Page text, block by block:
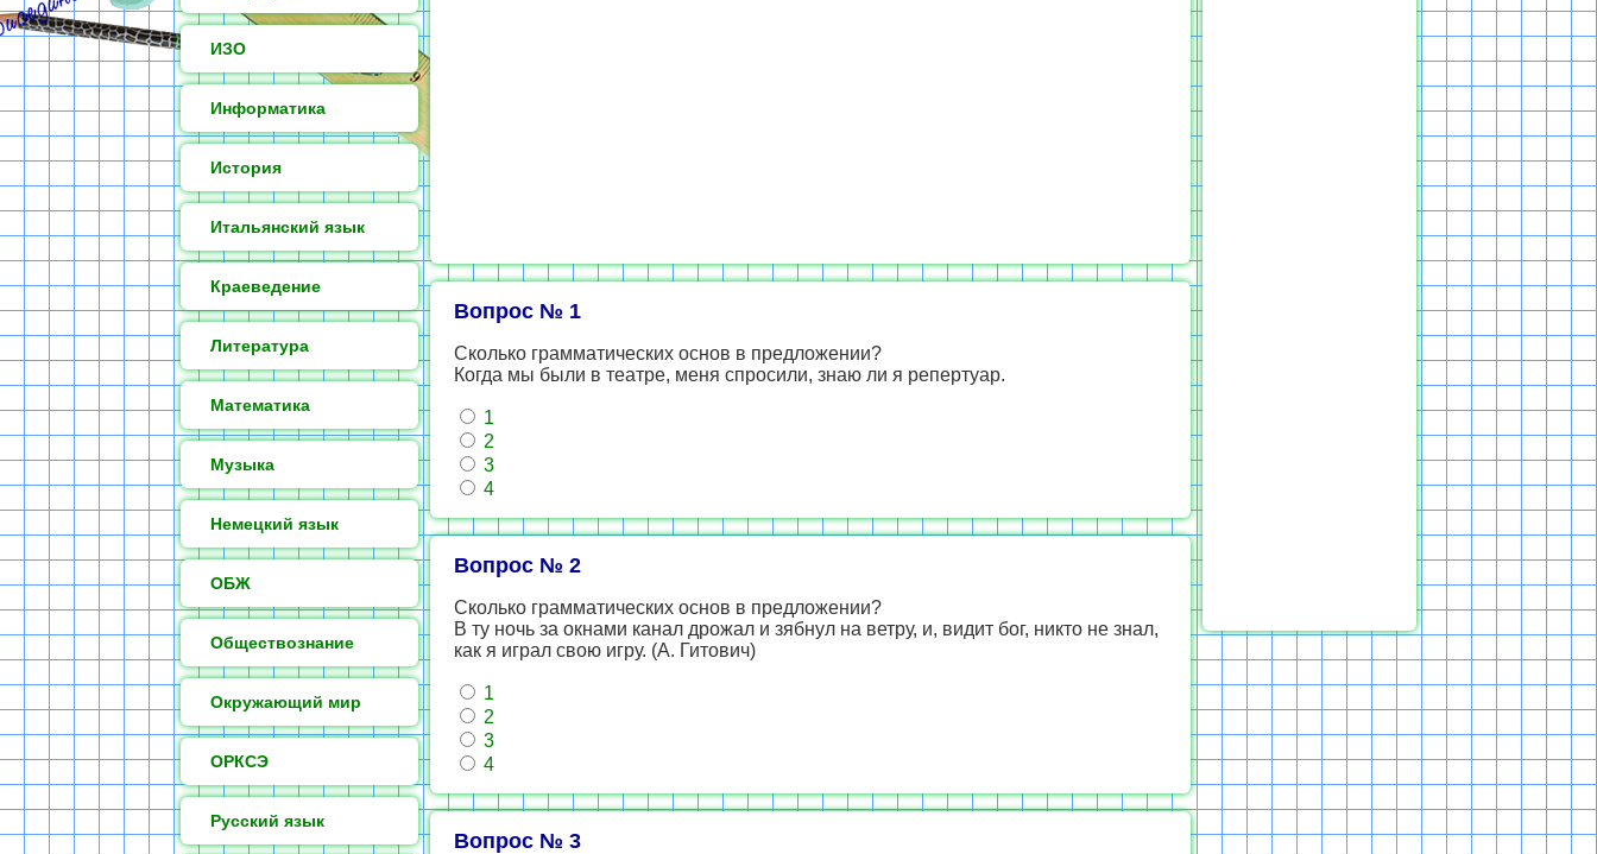
ИЗО
Информатика
История
Итальянский язык
Краеведение
Литература
Математика
Музыка
Немецкий язык
ОБЖ
Обществознание
Окружающий мир
ОРКСЭ
Русский язык
Вопрос № 1
Сколько грамматических основ в предложении?
Когда мы были в театре, меня спросили, знаю ли я репертуар.
1
2
3
4
Вопрос № 2
Сколько грамматических основ в предложении?
В ту ночь за окнами канал дрожал и зябнул на ветру, и, видит бог, никто не знал,
как я играл свою игру. (А. Гитович)
1
2
3
4
Вопрос № 3